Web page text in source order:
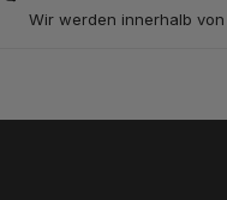
Wir werden innerhalb